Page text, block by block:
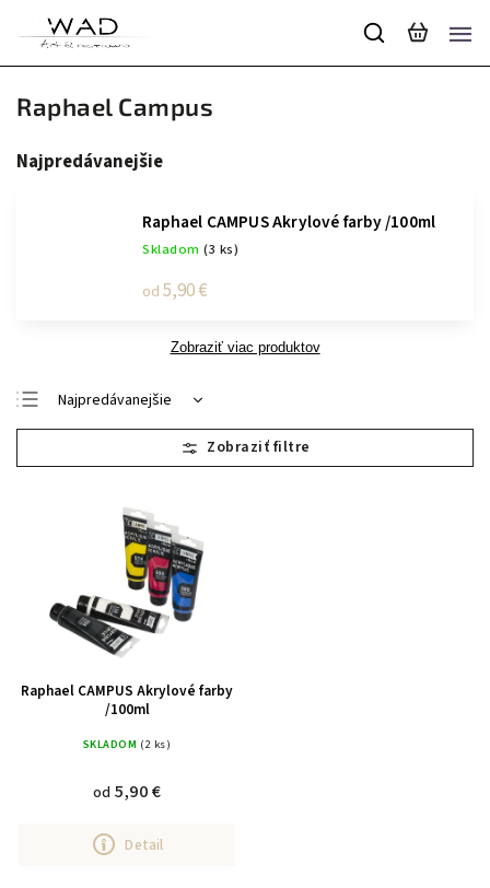
Raphael Campus
Najpredávanejšie
Raphael CAMPUS Akrylové farby /100ml
Skladom (3 ks)
od 5,90 €
Zobraziť viac produktov
Najpredávanejšie
Najlacnejšie
Najdrahšie
Abecedne
Raphael CAMPUS Akrylové farby
/100ml
SKLADOM (2 ks)
od 5,90 €
Detail